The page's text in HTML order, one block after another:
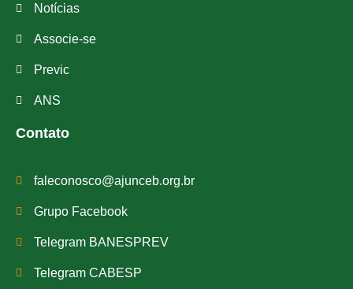
Notícias
Associe-se
Previc
ANS
Contato
faleconosco@ajunceb.org.br
Grupo Facebook
Telegram BANESPREV
Telegram CABESP